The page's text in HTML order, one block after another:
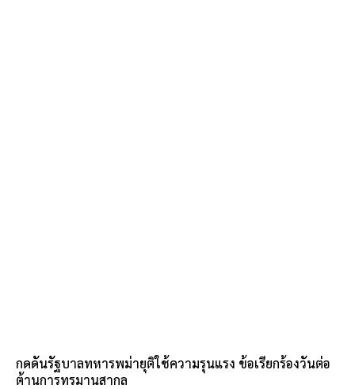
กดดันรัฐบาลทหารพม่ายุติใช้ความรุนแรง ข้อเรียกร้องวันต่อ
ต้านการทรมานสากล